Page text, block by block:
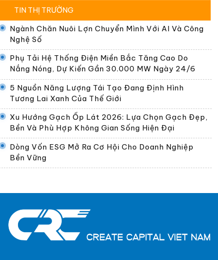
TIN THỊ TRƯỜNG
Ngành Chăn Nuôi Lợn Chuyển Mình Với AI Và Công
Nghệ Số
Phụ Tải Hệ Thống Điện Miền Bắc Tăng Cao Do
Nắng Nóng, Dự Kiến Gần 30.000 MW Ngày 24/6
5 Nguồn Năng Lượng Tái Tạo Đang Định Hình
Tương Lai Xanh Của Thế Giới
Xu Hướng Gạch Ốp Lát 2026: Lựa Chọn Gạch Đẹp,
Bền Và Phù Hợp Không Gian Sống Hiện Đại
Dòng Vốn ESG Mở Ra Cơ Hội Cho Doanh Nghiệp
Bền Vững